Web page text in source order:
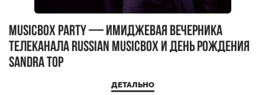
MUSICBOX PARTY — имиджевая вечерника
телеканала RUSSIAN MUSICBOX и день рождения
Sandra Top
ДЕТАЛЬНО